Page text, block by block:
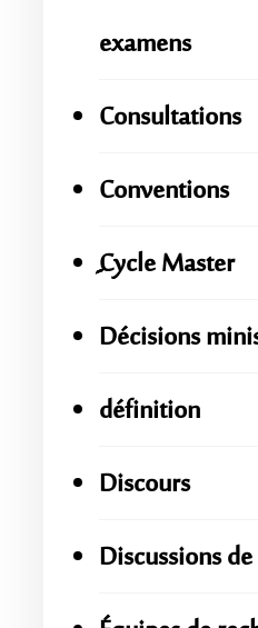
examens
Consultations
Conventions
ِِِCycle Master
Décisions
définition
Discours
Discussions